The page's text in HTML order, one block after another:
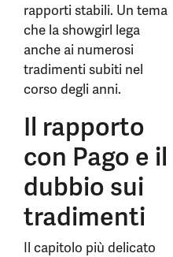
rapporti stabili. Un tema
che la showgirl lega
anche ai numerosi
tradimenti subiti nel
corso degli anni.
Il rapporto
con Pago e il
dubbio sui
tradimenti
Il capitolo più delicato